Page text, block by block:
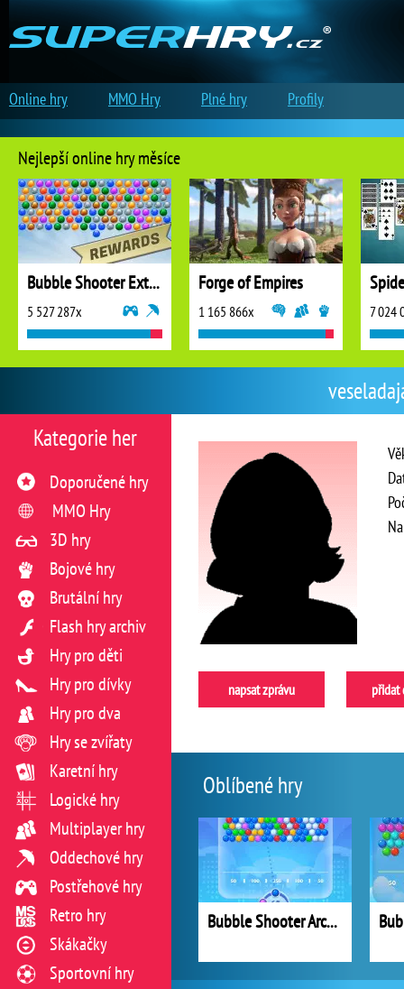
napsat zprávu přidat
Oblíbené hry
Bubble Shooter Arcade 2
Kategorie her
Doporučené hry
MMO Hry
3D hry
Bojové hry
Brutální hry
Flash hry archiv
Hry pro děti
Hry pro dívky
Hry pro dva
Hry se zvířaty
Karetní hry
Logické hry
Multiplayer hry
Oddechové hry
Postřehové hry
Retro hry
Skákačky
Sportovní hry
Nejlepší online hry měsíce
Bubble Shooter Extreme
5 527 287x
Forge of Empires
1 165 866x 7 024
Online hry MMO Hry Plné hry Profily